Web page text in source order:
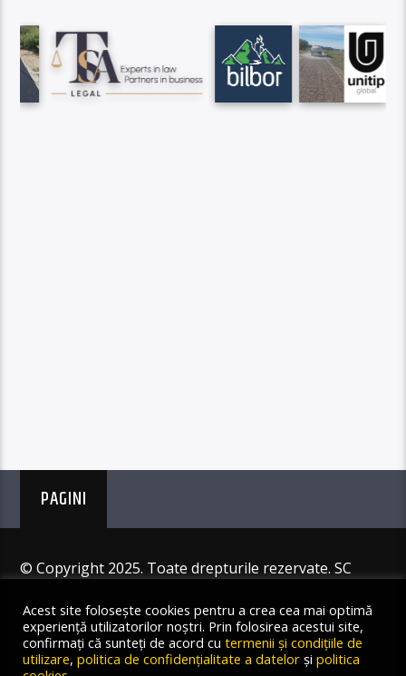
PAGINI
© Copyright 2025. Toate drepturile rezervate. SC
Acest site folosește cookies pentru a crea cea mai optimă
experiență utilizatorilor noștri. Prin folosirea acestui site,
confirmați că sunteți de acord cu termenii și condițiile de
utilizare, politica de confidențialitate a datelor și politica